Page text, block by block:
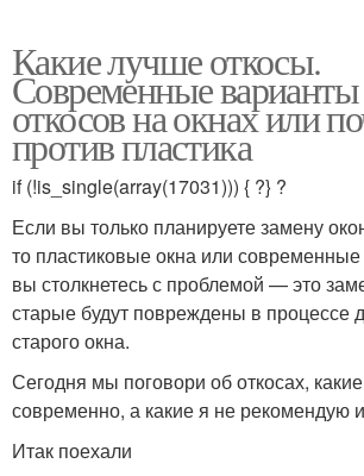
Какие лучше откосы.
Современные
откосов на окнах или
против пластика
if (!is_single(array(17031))) { ?} ?
Если вы только планируете замену
то пластиковые окна или
вы столкнетесь с проблемой — это
старые будут повреждены в процессе
старого окна.
Сегодня мы поговори об откосах,
современно, а какие я не рекомендую
Итак поехали